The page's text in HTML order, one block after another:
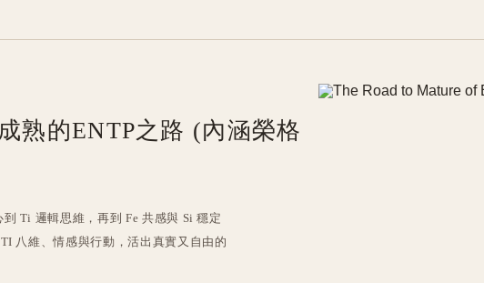
熟的ENTP之路 (內涵榮格
Ti 邏輯思維，再到 Fe 共感與 Si 穩定
八維、情感與行動，活出真實又自由的